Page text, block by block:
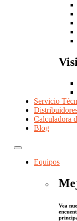
Servicio
Calculadora
Blog
Equipos
Vea